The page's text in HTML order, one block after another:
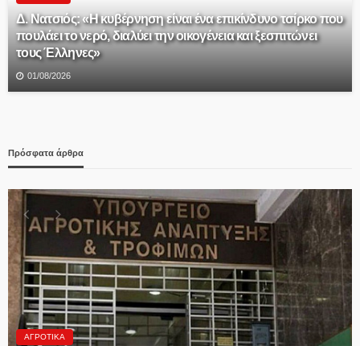
Δ. Νατσιός: «Η κυβέρνηση είναι ένα επικίνδυνο τσίρκο που
πουλάει το νερό, διαλύει την οικογένεια και ξεσπιτώνει
τους Έλληνες»
01/08/2026
Πρόσφατα άρθρα